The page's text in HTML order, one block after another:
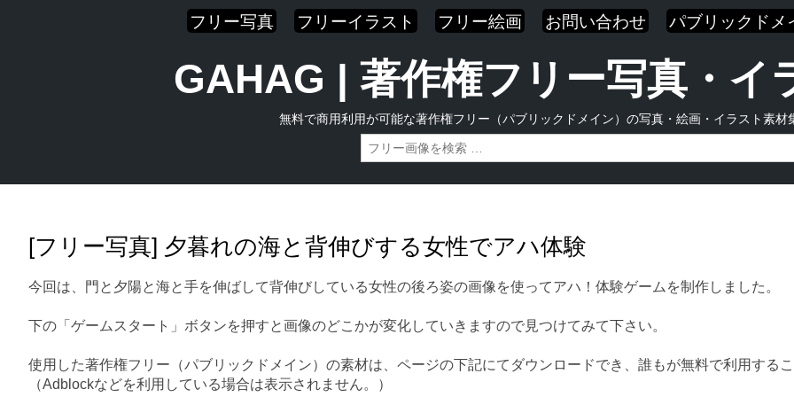
フリー写真 フリーイラスト フリー絵画 お問い合わせ パブリックドメ
GAHAG | 著作権フリー写真・イ
無料で商用利用が可能な著作権フリー（パブリックドメイン）の写真・絵画・イラスト素材
[フリー写真] 夕暮れの海と背伸びする女性でアハ体験
今回は、門と夕陽と海と手を伸ばして背伸びしている女性の後ろ姿の画像を使ってアハ！体験ゲームを制作しました。
下の「ゲームスタート」ボタンを押すと画像のどこかが変化していきますので見つけてみて下さい。
使用した著作権フリー（パブリックドメイン）の素材は、ページの下記にてダウンロードでき、誰もが無料で利用する
（Adblockなどを利用している場合は表示されません。）